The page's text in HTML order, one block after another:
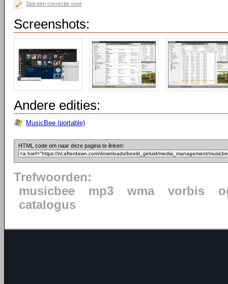
Stel een correctie voor
Screenshots:
Andere edities:
MusicBee (portable)
HTML code om naar deze pagina te linken:
Trefwoorden:
musicbee
mp3 wma vorbis
catalogus